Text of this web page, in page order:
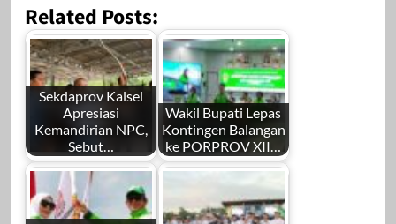
Related Posts:
Sekdaprov Kalsel
Apresiasi
Kemandirian NPC,
Sebut…
Wakil Bupati Lepas
Kontingen Balangan
ke PORPROV XII…